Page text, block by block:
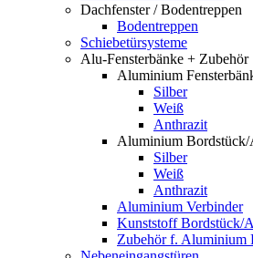
Dachfenster / Bodentreppen
Bodentreppen
Schiebetürsysteme
Alu-Fensterbänke + Zubehör
Aluminium
Silber
Weiß
Anthrazit
Aluminium Bordstück/
Silber
Weiß
Anthrazit
Aluminium Verbinder
Kunststoff Bordstück/
Zubehör f. Aluminium